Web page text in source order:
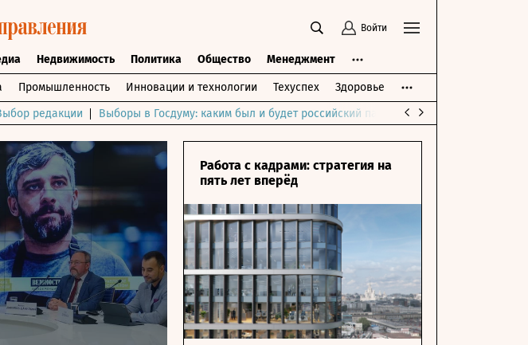
Войти
Недвижимость Политика Общество Менеджмент
Промышленность Инновации и технологии Техуспех Здоровье
редакции Выборы в Госдуму: каким был и будет российский парламент
Работа с кадрами: стратегия на
пять лет вперёд